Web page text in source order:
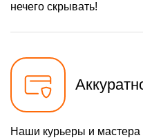
нечего скрывать!
Наши курьеры и мастера